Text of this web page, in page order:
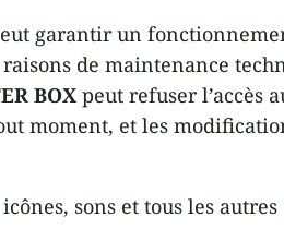
garantir un
de maintenance
BOX peut refuser l’accès
moment, et les
sons et tous les